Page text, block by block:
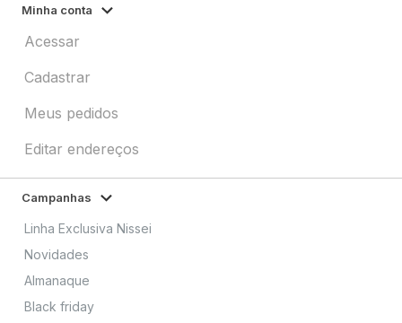
Minha conta
Acessar
Cadastrar
Meus pedidos
Editar endereços
Campanhas
Linha Exclusiva Nissei
Novidades
Almanaque
Black friday